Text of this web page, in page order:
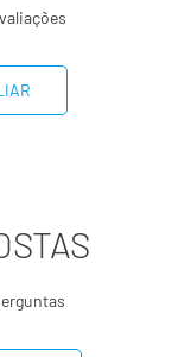
0%
de 2000 kcal